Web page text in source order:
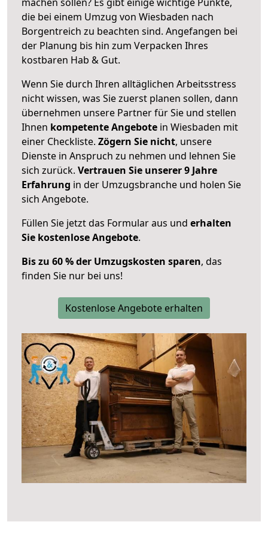
die bei einem Umzug von Wiesbaden nach
Borgentreich zu beachten sind. Angefangen bei
der Planung bis hin zum Verpacken Ihres
kostbaren Hab & Gut.
Wenn Sie durch Ihren alltäglichen Arbeitsstress
nicht wissen, was Sie zuerst planen sollen, dann
übernehmen unsere Partner für Sie und stellen
Ihnen kompetente Angebote in Wiesbaden mit
einer Checkliste. Zögern Sie nicht, unsere
Dienste in Anspruch zu nehmen und lehnen Sie
sich zurück. Vertrauen Sie unserer 9 Jahre
Erfahrung in der Umzugsbranche und holen Sie
sich Angebote.
Füllen Sie jetzt das Formular aus und erhalten
Sie kostenlose Angebote.
Bis zu 60 % der Umzugskosten sparen, das
finden Sie nur bei uns!
Kostenlose Angebote erhalten